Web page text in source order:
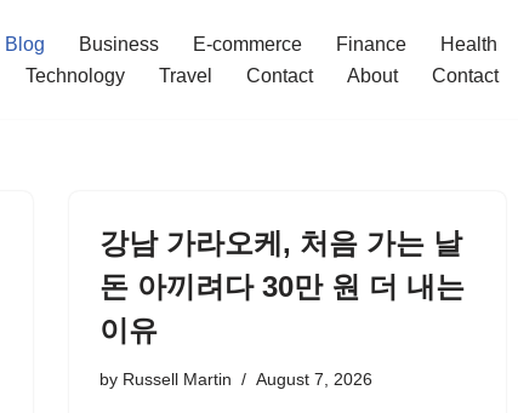
Blog Business E-commerce Finance Health
Technology Travel Contact About Contact
강남 가라오케, 처음 가는 날
돈 아끼려다 30만 원 더 내는
이유
by Russell Martin August 7, 2026